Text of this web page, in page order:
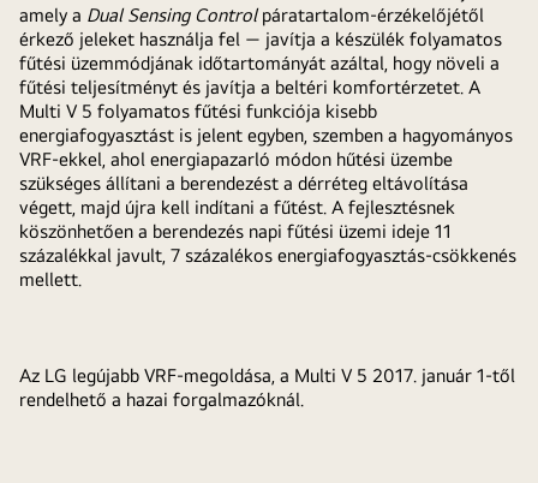
amely a Dual Sensing Controlpáratartalom-érzékelőjétől
érkező jeleket használja fel — javítja a készülék folyamatos
fűtési üzemmódjának időtartományát azáltal, hogy növeli a
fűtési teljesítményt és javítja a beltéri komfortérzetet. A
Multi V 5 folyamatos fűtési funkciója kisebb
energiafogyasztást is jelent egyben, szemben a hagyományos
VRF-ekkel, ahol energiapazarló módon hűtési üzembe
szükséges állítani a berendezést a dérréteg eltávolítása
végett, majd újra kell indítani a fűtést. A fejlesztésnek
köszönhetően a berendezés napi fűtési üzemi ideje 11
százalékkal javult, 7 százalékos energiafogyasztás-csökkenés
mellett.
Az LG legújabb VRF-megoldása, a Multi V 5 2017. január 1-től
rendelhető a hazai forgalmazóknál.